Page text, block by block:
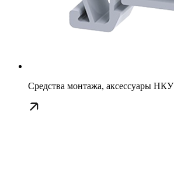
Средства монтажа, аксессуары НКУ